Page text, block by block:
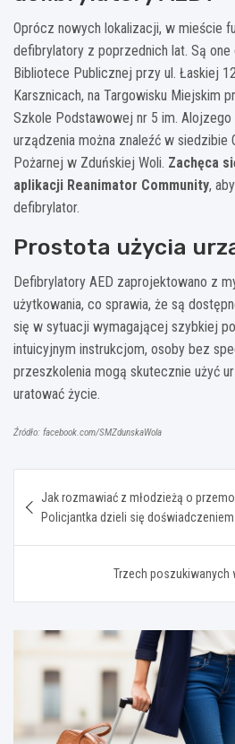
Oprócz nowych lokalizacji, w mieście
defibrylatory z poprzednich lat. Są
Bibliotece Publicznej przy ul. Łaskiej
Karsznicach, na Targowisku Miejskim
Szkole Podstawowej nr 5 im. Alojzego
urządzenia można znaleźć w siedzibie
Pożarnej w Zduńskiej Woli. Zachęca
aplikacji Reanimator Community,
defibrylator.
Prostota użycia
Defibrylatory AED zaprojektowano z
użytkowania, co sprawia, że są
się w sytuacji wymagającej szybkiej
intuicyjnym instrukcjom, osoby bez
przeszkolenia mogą skutecznie użyć
uratować życie.
Źródło: facebook.com/SMZdunskaWola
wpisu
Jak rozmawiać z młodzieżą o
Policjantka dzieli się doświadczeniem
Trzech poszukiwanych